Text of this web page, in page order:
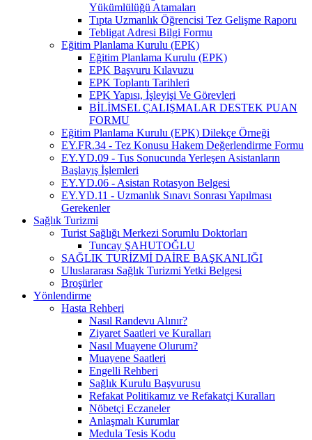
Yükümlülüğü Atamaları
Tıpta Uzmanlık Öğrencisi Tez Gelişme Raporu
Tebligat Adresi Bilgi Formu
Eğitim Planlama Kurulu (EPK)
Eğitim Planlama Kurulu (EPK)
EPK Başvuru Kılavuzu
EPK Toplantı Tarihleri
EPK Yapısı, İşleyişi Ve Görevleri
BİLİMSEL ÇALIŞMALAR DESTEK PUAN
FORMU
Eğitim Planlama Kurulu (EPK) Dilekçe Örneği
EY.FR.34 - Tez Konusu Hakem Değerlendirme Formu
EY.YD.09 - Tus Sonucunda Yerleşen Asistanların
Başlayış İşlemleri
EY.YD.06 - Asistan Rotasyon Belgesi
EY.YD.11 - Uzmanlık Sınavı Sonrası Yapılması
Gerekenler
Sağlık Turizmi
Turist Sağlığı Merkezi Sorumlu Doktorları
Tuncay ŞAHUTOĞLU
SAĞLIK TURİZMİ DAİRE BAŞKANLIĞI
Uluslararası Sağlık Turizmi Yetki Belgesi
Broşürler
Yönlendirme
Hasta Rehberi
Nasıl Randevu Alınır?
Ziyaret Saatleri ve Kuralları
Nasıl Muayene Olurum?
Muayene Saatleri
Engelli Rehberi
Sağlık Kurulu Başvurusu
Refakat Politikamız ve Refakatçi Kuralları
Nöbetçi Eczaneler
Anlaşmalı Kurumlar
Medula Tesis Kodu